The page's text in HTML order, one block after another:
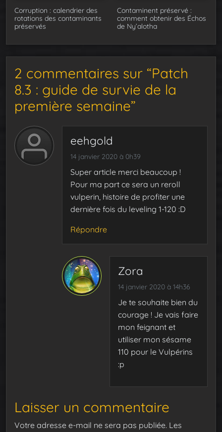
Corruption : calendrier des
rotations des contaminants
préservés
Contaminent préservé :
comment obtenir des Échos
de Ny’alotha
2 commentaires sur “Patch
8.3 : guide de survie de la
première semaine”
eehgold
14 janvier 2020 à 0h39
Super article merci beaucoup !
Pour ma part ce sera un reroll
vulperin, histoire de profiter une
dernière fois du leveling 1-120 :D
Répondre
Zora
14 janvier 2020 à 14h36
Je te souhaite bien du
courage ! Je vais faire
mon feignant et
utiliser mon sésame
110 pour le Vulpérins
:p
Laisser un commentaire
Votre adresse e-mail ne sera pas publiée. Les